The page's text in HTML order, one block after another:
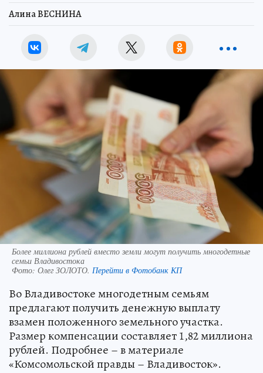
Алина ВЕСНИНА
Более миллиона рублей вместо земли могут получить многодетные
семьи Владивостока
Фото: Олег ЗОЛОТО. Перейти в Фотобанк КП
Во Владивостоке многодетным семьям
предлагают получить денежную выплату
взамен положенного земельного участка.
Размер компенсации составляет 1,82 миллиона
рублей. Подробнее – в материале
«Комсомольской правды – Владивосток».